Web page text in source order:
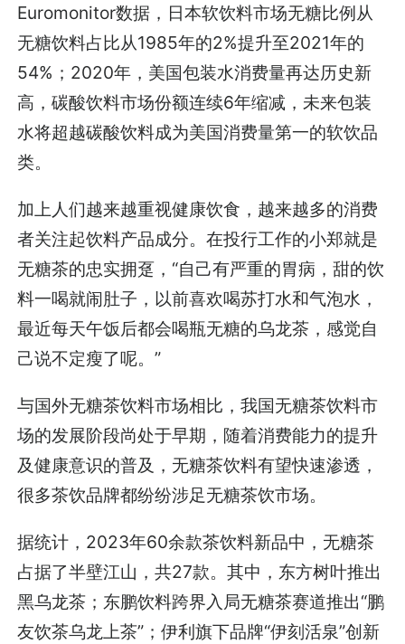
Euromonitor数据，日本软饮料市场无糖比例从
无糖饮料占比从1985年的2%提升至2021年的
54%；2020年，美国包装水消费量再达历史新
高，碳酸饮料市场份额连续6年缩减，未来包装
水将超越碳酸饮料成为美国消费量第一的软饮品
类。
加上人们越来越重视健康饮食，越来越多的消费
者关注起饮料产品成分。在投行工作的小郑就是
无糖茶的忠实拥趸，“自己有严重的胃病，甜的饮
料一喝就闹肚子，以前喜欢喝苏打水和气泡水，
最近每天午饭后都会喝瓶无糖的乌龙茶，感觉自
己说不定瘦了呢。”
与国外无糖茶饮料市场相比，我国无糖茶饮料市
场的发展阶段尚处于早期，随着消费能力的提升
及健康意识的普及，无糖茶饮料有望快速渗透，
很多茶饮品牌都纷纷涉足无糖茶饮市场。
据统计，2023年60余款茶饮料新品中，无糖茶
占据了半壁江山，共27款。其中，东方树叶推出
黑乌龙茶；东鹏饮料跨界入局无糖茶赛道推出“鹏
友饮茶乌龙上茶”；伊利旗下品牌“伊刻活泉”创新